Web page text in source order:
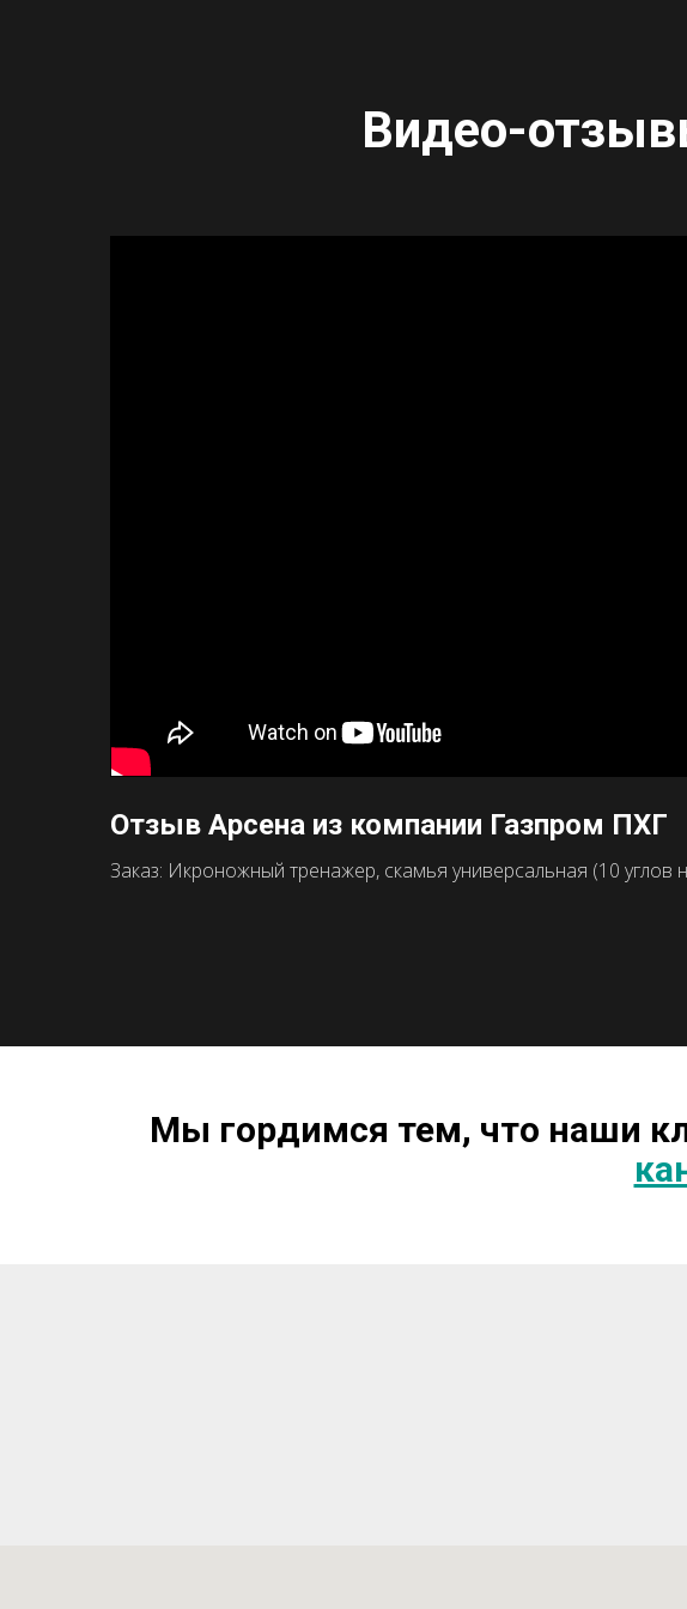
Видео-
Отзыв Арсена из компании Газпром ПХГ
Заказ: Икроножный тренажер, скамья универсальная (10 углов
Мы гордимся тем, что наши